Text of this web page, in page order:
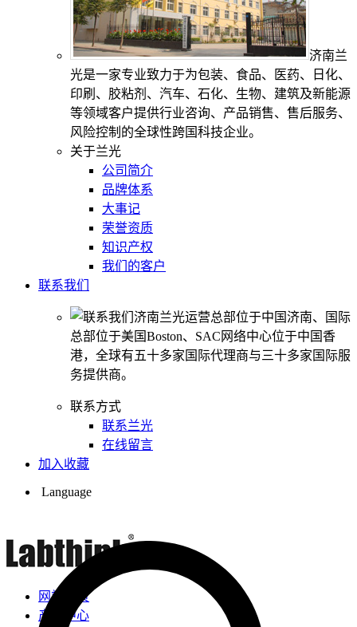
济南兰
光是一家专业致力于为包装、食品、医药、日化、
印刷、胶粘剂、汽车、石化、生物、建筑及新能源
等领域客户提供行业咨询、产品销售、售后服务、
风险控制的全球性跨国科技企业。
关于兰光
公司简介
品牌体系
大事记
荣誉资质
知识产权
我们的客户
联系我们
济南兰光运营总部位于中国济南、国际
总部位于美国Boston、SAC网络中心位于中国香
港，全球有五十多家国际代理商与三十多家国际服
务提供商。
联系方式
联系兰光
在线留言
加入收藏
Language
网站首页
产品中心